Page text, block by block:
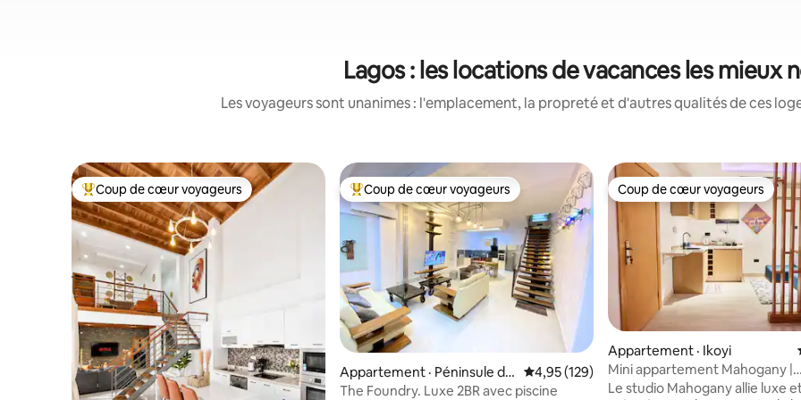
Lagos : les locations de vacances les mieux
Les voyageurs sont unanimes : l'emplacement, la propreté et d'autres qualités de ces
Coup de cœur voyageurs parmi les plus aimés
Coup de cœur voyageurs Coup de cœur voyageurs parmi les plus aimés
Coup de cœur voyageurs
Appartement · Péninsule de
Lekki
Note moyenne de 4,95 sur 5, 129
4,95 (129)
The Foundry. Luxe 2BR avec piscine
Coup de cœur voyageurs
Coup de cœur voyageurs
Appartement · Ikoyi
Mini appartement Mahogany |
Alimentation 24h/24 et 7j/7 |
Le studio Mahogany allie luxe